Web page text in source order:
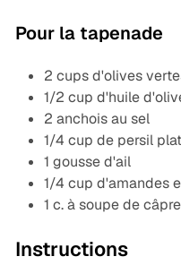
Pour la tapenade
2 cups d'olives
1/2 cup d'huile
2 anchois au sel
1/4 cup de persil plat
1 gousse d'ail
1/4 cup d'amandes
1 c. à soupe de
Instructions